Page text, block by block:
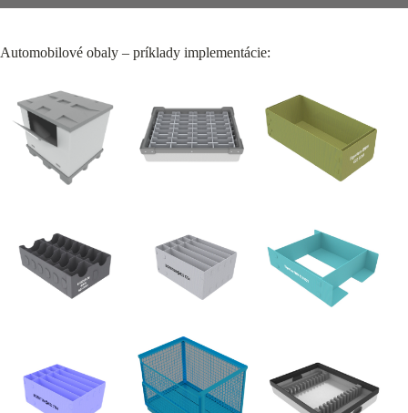
Automobilové obaly – príklady implementácie: